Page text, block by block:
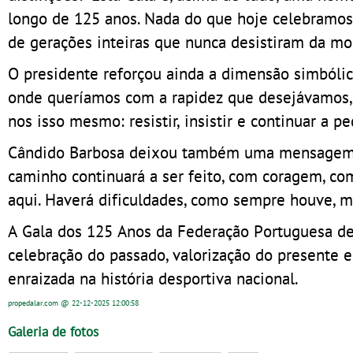
longo de 125 anos. Nada do que hoje
de gerações inteiras que nunca desistiram da
O presidente reforçou ainda a dimensão
onde queríamos com a rapidez que
nos isso mesmo: resistir, insistir e continuar a
Cândido Barbosa deixou também uma
caminho continuará a ser feito, com coragem,
aqui. Haverá dificuldades, como sempre houve,
A Gala dos 125 Anos da Federação Portuguesa
celebração do passado, valorização do
enraizada na história desportiva nacional.
propedalar.com @ 22-12-2025 12:00:58
Galeria de fotos